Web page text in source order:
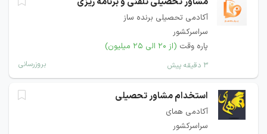
آکادمی تحصیلی برنده ساز
سراسرکشور
پاره وقت (از ۲۰ الی ۲۵ میلیون)
۳ دقیقه پیش بروزرسانی
استخدام مشاور تحصیلی
آکادمی همای
سراسرکشور